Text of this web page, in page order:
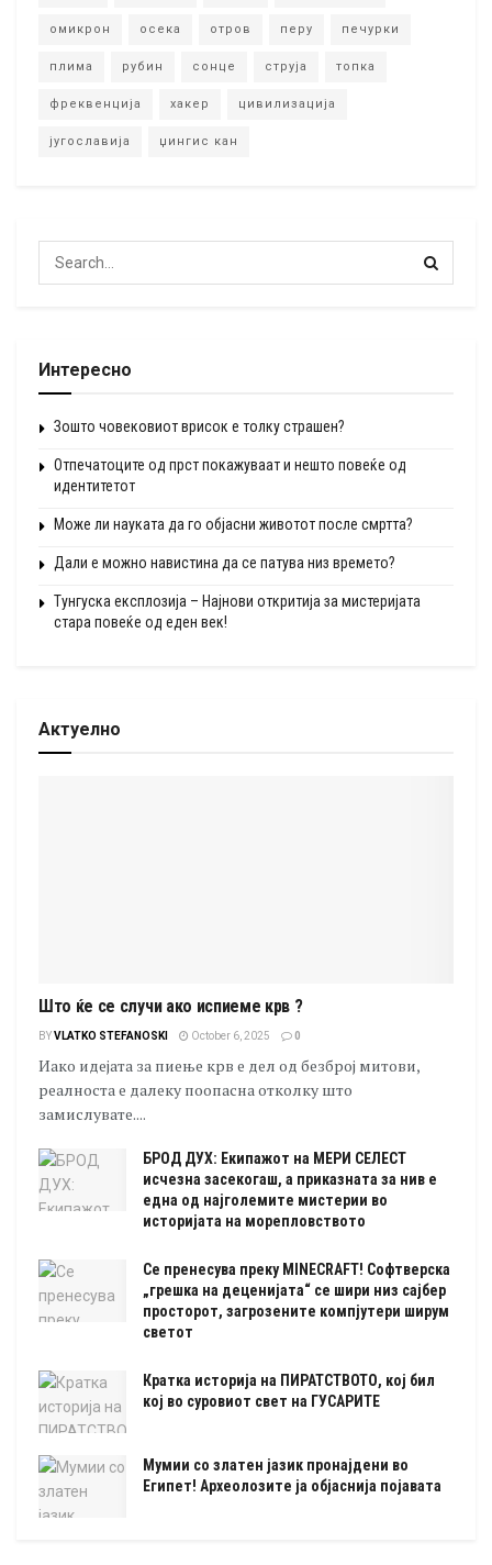
омикрон осека отров перу печурки
плима рубин сонце струја топка
фреквенција хакер цивилизација
југославија џингис кан
Интересно
Зошто човековиот врисок е толку страшен?
Отпечатоците од прст покажуваат и нешто повеќе од
идентитетот
Може ли науката да го објасни животот после смртта?
Дали е можно навистина да се патува низ времето?
Тунгуска експлозија – Најнови откритија за мистеријата
стара повеќе од еден век!
Актуелно
Што ќе се случи ако испиеме крв ?
BYVLATKO STEFANOSKI October 6, 2025 0
Иако идејата за пиење крв е дел од безброј митови,
реалноста е далеку поопасна отколку што
замислувате....
БРОД ДУХ: Екипажот на МЕРИ СЕЛЕСТ
исчезна засекогаш, а приказната за нив е
една од најголемите мистерии во
историјата на морепловството
Се пренесува преку MINECRAFT! Софтверска
„грешка на деценијата“ се шири низ сајбер
просторот, загрозените компјутери ширум
светот
Кратка историја на ПИРАТСТВОТО, кој бил
кој во суровиот свет на ГУСАРИТЕ
Мумии со златен јазик пронајдени во
Египет! Археолозите ја објаснија појавата